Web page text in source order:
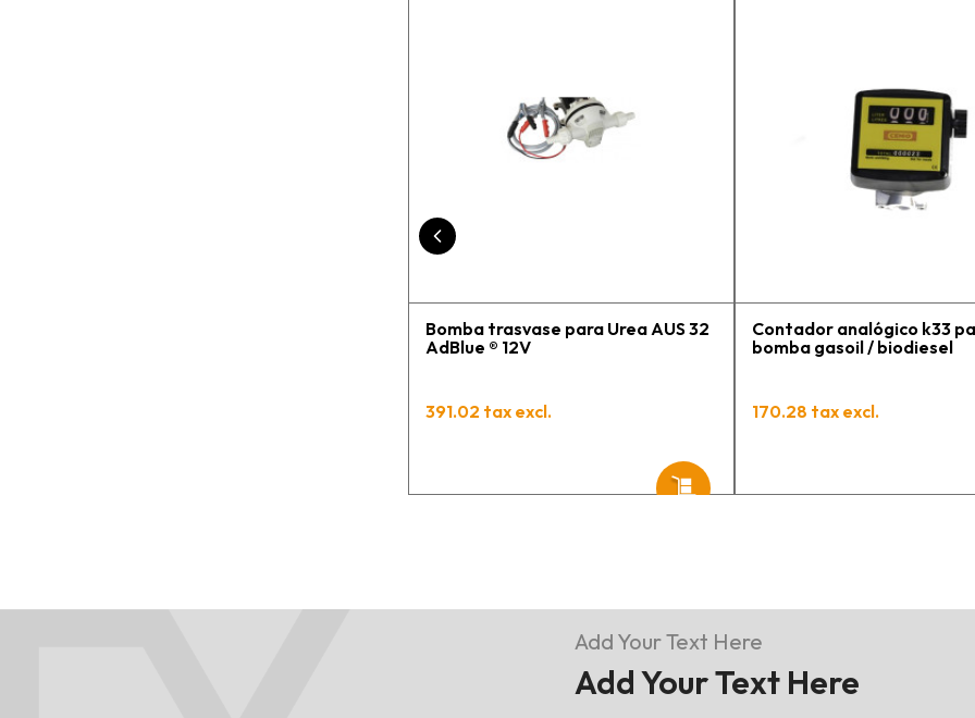
Bomba trasvase para Urea AUS 32
AdBlue ® 12V
391.02 tax excl.
Contador analógico k33
bomba gasoil / biodiesel
170.28 tax excl.
Add Your Text Here
Add Your Text Here